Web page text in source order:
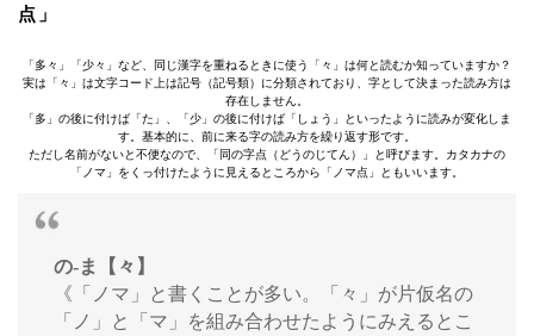
点」
「多々」「少々」など、同じ漢字を重ねるときに使う「々」は何と読むか知っていますか？
実は「々」は文字コード上は記号（記号類）に分類されており、字として決まった読み方は
存在しません。
「多」の後に付けば「た」、「少」の後に付けば「しょう」といったように読みが変化しま
す。基本的に、前に来る字の読み方を繰り返す形です。
ただし名前がないと不便なので、「同の字点（どうのじてん）」と呼びます。カタカナの
「ノマ」をくっ付けたように見えるところから「ノマ点」ともいいます。
の‐ま【々】
《「ノマ」と書くことが多い。「々」が片仮名の
「ノ」と「マ」を組み合わせたようにみえるとこ